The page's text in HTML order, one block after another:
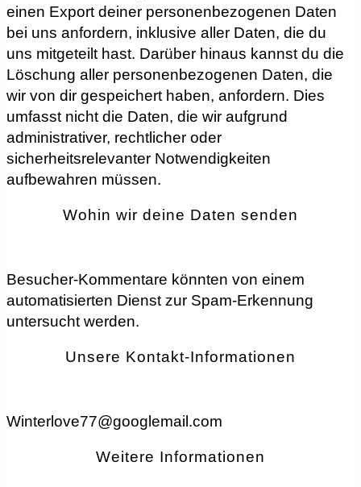
einen Export deiner personenbezogenen Daten
bei uns anfordern, inklusive aller Daten, die du
uns mitgeteilt hast. Darüber hinaus kannst du die
Löschung aller personenbezogenen Daten, die
wir von dir gespeichert haben, anfordern. Dies
umfasst nicht die Daten, die wir aufgrund
administrativer, rechtlicher oder
sicherheitsrelevanter Notwendigkeiten
aufbewahren müssen.
Wohin wir deine Daten senden
Besucher-Kommentare könnten von einem
automatisierten Dienst zur Spam-Erkennung
untersucht werden.
Unsere Kontakt-Informationen
winterlove77@googlemail.com
Weitere Informationen